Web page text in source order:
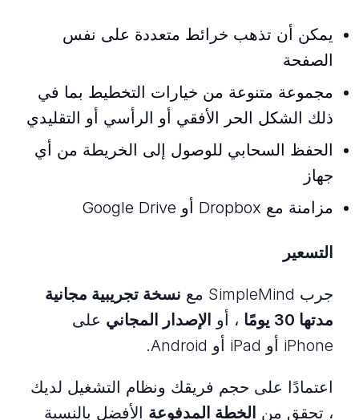
يمكن أن تذهب خرائط متعددة على نفس
الصفحة
مجموعة متنوعة من خيارات التخطيط بما في
ذلك الشكل الحر الأفقي أو الرأسي أو التقليدي
الحفظ السحابي للوصول إلى الخريطة من أي
جهاز
مزامنة مع Dropbox أو Google Drive
التسعير
جرب SimpleMind مع
نسخة تجريبية مجانية
مدتها 30 يومًا
، أو الإصدار المجاني على
iPhone أو iPad أو Android.
اعتمادًا على حجم فريقك ونظام التشغيل لديك
، تحقق من الخطة المدفوعة الأفضل بالنسبة